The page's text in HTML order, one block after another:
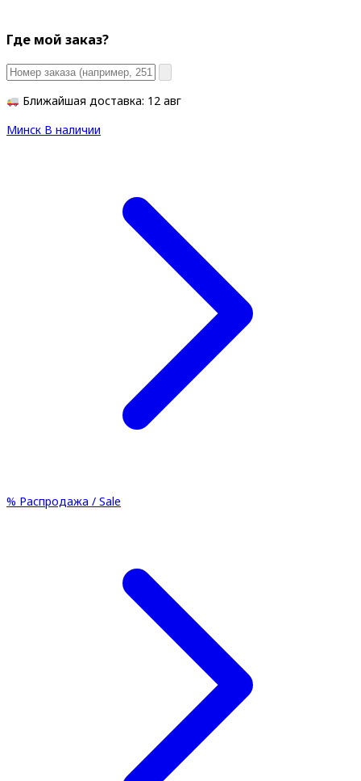
Где мой заказ?
Ближайшая доставка: 12 авг
Минск В наличии
% Распродажа / Sale